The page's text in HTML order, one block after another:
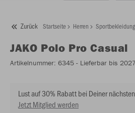
Zurück Startseite Herren Sportbekleidung
JAKO Polo Pro Casual
Artikelnummer: 6345 - Lieferbar bis
Lust auf 30% Rabatt bei Deiner
Jetzt Mitglied werden